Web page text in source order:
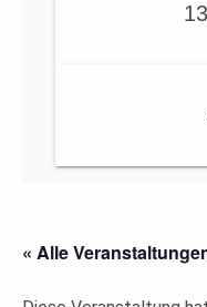
« Alle